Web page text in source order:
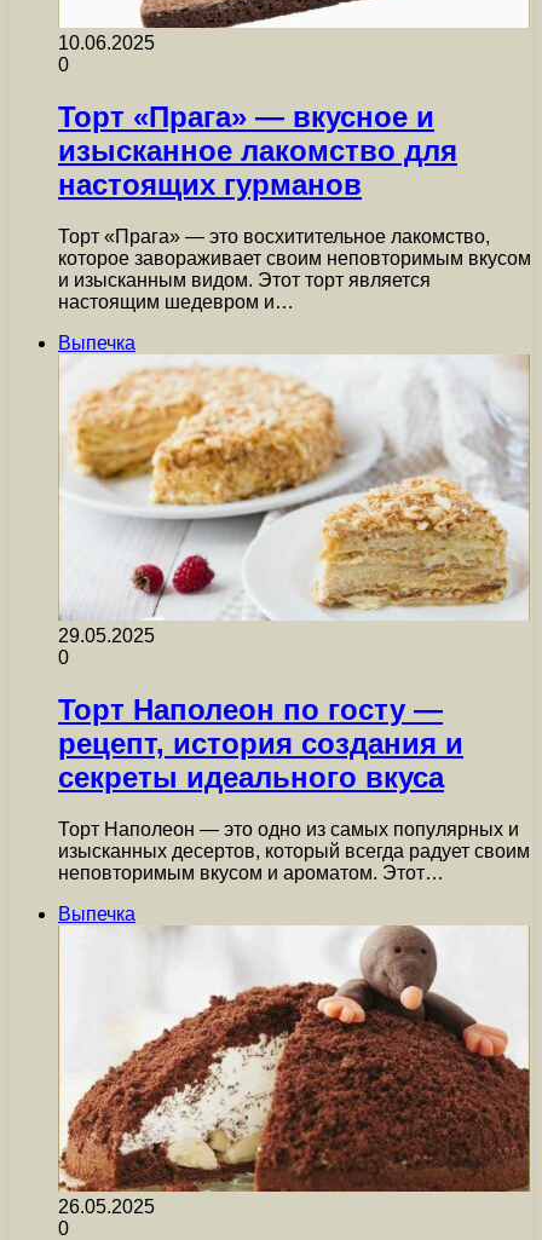
10.06.2025
0
Торт «Прага» — вкусное и
изысканное лакомство для
настоящих гурманов
Торт «Прага» — это восхитительное лакомство,
которое завораживает своим неповторимым вкусом
и изысканным видом. Этот торт является
настоящим шедевром и…
Выпечка
29.05.2025
0
Торт Наполеон по госту —
рецепт, история создания и
секреты идеального вкуса
Торт Наполеон — это одно из самых популярных и
изысканных десертов, который всегда радует своим
неповторимым вкусом и ароматом. Этот…
Выпечка
26.05.2025
0